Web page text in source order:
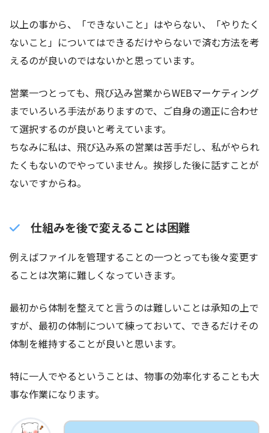
以上の事から、「できないこと」はやらない、「やりたく
ないこと」についてはできるだけやらないで済む方法を考
えるのが良いのではないかと思っています。
営業一つとっても、飛び込み営業からWEBマーケティング
までいろいろ手法がありますので、ご自身の適正に合わせ
て選択するのが良いと考えています。
ちなみに私は、飛び込み系の営業は苦手だし、私がやられ
たくもないのでやっていません。挨拶した後に話すことが
ないですからね。
仕組みを後で変えることは困難
例えばファイルを管理することの一つとっても後々変更す
ることは次第に難しくなっていきます。
最初から体制を整えてと言うのは難しいことは承知の上で
すが、最初の体制について練っておいて、できるだけその
体制を維持することが良いと思います。
特に一人でやるということは、物事の効率化することも大
事な作業になります。